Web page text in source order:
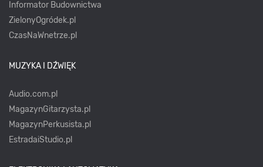
Informator Budownictwa
ZielonyOgródek.pl
CzasNaWnetrze.pl
MUZYKA I DŹWIĘK
Audio.com.pl
MagazynGitarzysta.pl
MagazynPerkusista.pl
EstradaiStudio.pl